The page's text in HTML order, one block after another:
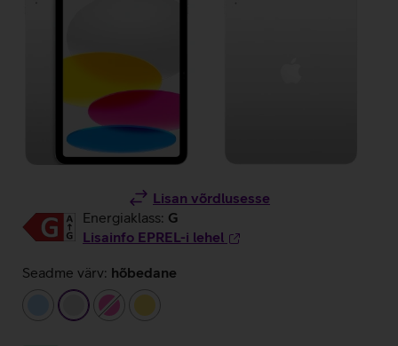
Lisan võrdlusesse
Energiaklass: G
Lisainfo EPREL-i lehel
Seadme värv: hõbedane
helesininehõbedane
roosa kollane